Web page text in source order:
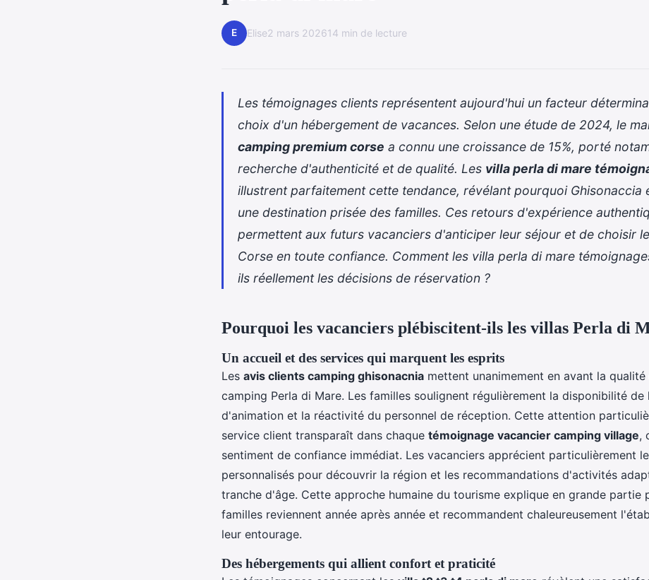
E Elise2 mars 202614 min de lecture
Les témoignages clients représentent aujourd'hui un facteur
choix d'un hébergement de vacances. Selon une étude de 2024, le
camping premium corse a connu une croissance de 15%, porté
recherche d'authenticité et de qualité. Les villa perla di mare
illustrent parfaitement cette tendance, révélant pourquoi Ghisonaccia
une destination prisée des familles. Ces retours d'expérience
permettent aux futurs vacanciers d'anticiper leur séjour et de choisir
Corse en toute confiance. Comment les villa perla di mare
ils réellement les décisions de réservation ?
Pourquoi les vacanciers plébiscitent-ils les villas Perla di
Un accueil et des services qui marquent les esprits
Les avis clients camping ghisonacnia mettent unanimement en avant la
camping Perla di Mare. Les familles soulignent régulièrement la disponibilité de
d'animation et la réactivité du personnel de réception. Cette attention
service client transparaît dans chaque témoignage vacancier camping village,
sentiment de confiance immédiat. Les vacanciers apprécient particulièrement
personnalisés pour découvrir la région et les recommandations d'activités
tranche d'âge. Cette approche humaine du tourisme explique en grande partie
familles reviennent année après année et recommandent chaleureusement
leur entourage.
Des hébergements qui allient confort et praticité